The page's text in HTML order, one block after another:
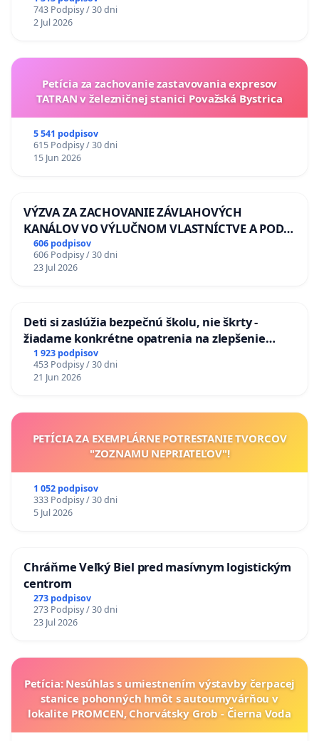
743 Podpisy / 30 dni
2 Jul 2026
Petícia za zachovanie zastavovania expresov
TATRAN v železničnej stanici Považská Bystrica
5 541 podpisov
615 Podpisy / 30 dni
15 Jun 2026
VÝZVA ZA ZACHOVANIE ZÁVLAHOVÝCH
KANÁLOV VO VÝLUČNOM VLASTNÍCTVE A POD
KONTROLOU SLOVENSKEJ REPUBLIKY & žiadosť
na riešenie zanedbaného stavu závlahových a
odvodňovacích kanálov na Slovensku
606 podpisov
606 Podpisy / 30 dni
23 Jul 2026
Deti si zaslúžia bezpečnú školu, nie škrty -
žiadame konkrétne opatrenia na zlepšenie
situácie v školstve
1 923 podpisov
453 Podpisy / 30 dni
21 Jun 2026
PETÍCIA ZA EXEMPLÁRNE POTRESTANIE TVORCOV
"ZOZNAMU NEPRIATEĽOV"!
1 052 podpisov
333 Podpisy / 30 dni
5 Jul 2026
Chráňme Veľký Biel pred masívnym logistickým
centrom
273 podpisov
273 Podpisy / 30 dni
23 Jul 2026
Petícia: Nesúhlas s umiestnením výstavby čerpacej
stanice pohonných hmôt s autoumyvárňou v
lokalite PROMCEN, Chorvátsky Grob - Čierna Voda